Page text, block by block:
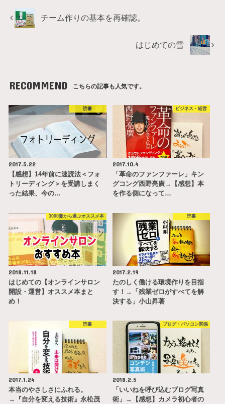
チーム作りの基本を再確認。
はじめての雪
RECOMMEND こちらの記事も人気です。
読書
2017.5.22
【感想】14年前に速読法＜フォ
トリーディング＞を受講しまく
った結果、今の…
ビジネス・経営
2017.10.4
「革命のファンファーレ」キン
グコング西野亮廣→【感想】本
を作る側になって…
3000冊から選ぶオススメ本
2018.11.18
はじめての【オンラインサロン
開設・運営】オススメ本まと
め！
読書
2017.2.19
たのしく働ける環境作りを目指
す！→「残業ゼロがすべてを解
決する」小山昇著
読書
2017.1.24
本当のやさしさにふれる。
→『自分を変える技術』永松茂
ブログ・パソコン関係
2018.2.5
「いいねを呼び込むブログ写真
術」→【感想】カメラ初心者の